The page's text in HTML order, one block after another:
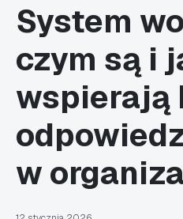
System
czym są i
wspierają
w